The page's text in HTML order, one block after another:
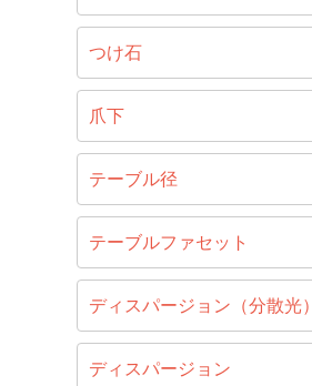
つけ石
爪下
テーブル径
テーブルファセット
ディスパージョン（分散光）
ディスパージョン